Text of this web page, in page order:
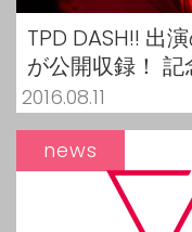
TPD DASH!! 出
が公開収録！ 記
2016.08.11
news